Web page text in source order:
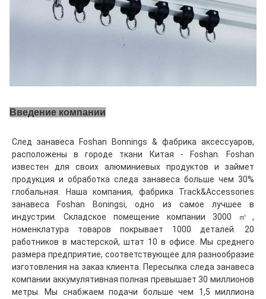
Введение компании
След занавеса Foshan Bonnings & фабрика аксессуаров,
расположены в городе ткани Китая - Foshan. Foshan
известен для своих алюминиевых продуктов и займет
продукция и обработка следа занавеса больше чем 30%
глобальная. Наша компания, фабрика Track&Accessories
занавеса Foshan Boningsi, одно из самое лучшее в
индустрии. Складское помещение компании 3000 ㎡,
номенклатура товаров покрывает 1000 деталей. 20
работников в мастерской, штат 10 в офисе. Мы среднего
размера предприятие, соответствующее для разнообразие
изготовления на заказ клиента. Пересылка следа занавеса
компании аккумулятивная полная превышает 30 миллионов
метры. Мы снабжаем подачи больше чем 1,5 миллиона